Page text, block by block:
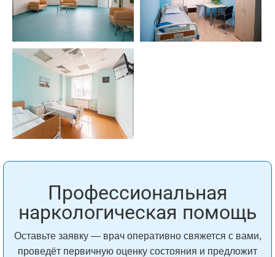
Профессиональная
наркологическая помощь
Оставьте заявку — врач оперативно свяжется с вами,
проведёт первичную оценку состояния и предложит